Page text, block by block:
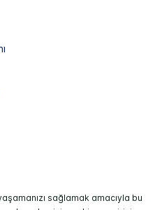
sağlamak amacıyla bu